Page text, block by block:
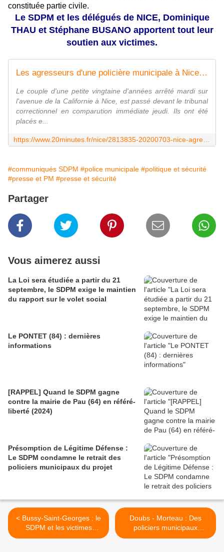
constituée partie civile.
Le SDPM et les délégués de NICE, Dominique
THAU et Stéphane BUSANO apportent tout leur
soutien aux victimes.
Les agresseurs d'une policière municipale à Nice en détention provisoire
Le couple d'une petite vingtaine d'années arrêté mardi sur
l'avenue de la Californie à Nice, est passé devant le tribunal
correctionnel en comparution immédiate jeudi. Ils ont été
placés e...
#communiqués SDPM #police municipale #politique et sécurité
#presse et PM #presse et sécurité
Partager
Vous aimerez aussi
La Loi sera étudiée a partir du 21
septembre, le SDPM exige le maintien
du rapport sur le volet social
Le PONTET (84) : dernières
informations
[RAPPEL] Quand le SDPM gagne
contre la mairie de Pau (64) en référé-
liberté (2024)
Présomption de Légitime Défense :
Le SDPM condamne le retrait des
policiers municipaux du projet
< Bussy-Saint-Georges : le
SDPM et les victimes
représentés par Me
Doubs - Morteau : Des
policiers municipaux
sauvent une adolescente